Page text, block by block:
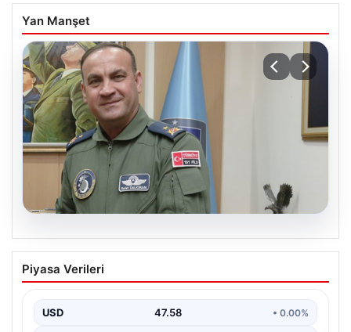
Yan Manşet
05.08.2026
Rafet Dalkıran kimdir? Yeni Hava
Kuvvetleri Komutanı Rafet Dalkıran’ın
Piyasa Verileri
USD 47.58 • 0.00%